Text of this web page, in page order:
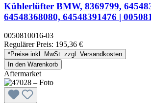
Kühlerlüfter BMW, 8369799,
64548368080, 64548391476 |
0050810016-03
Regulärer Preis: 195,36 €
*Preise inkl. MwSt. zzgl. Versandkosten
In den Warenkorb
Aftermarket